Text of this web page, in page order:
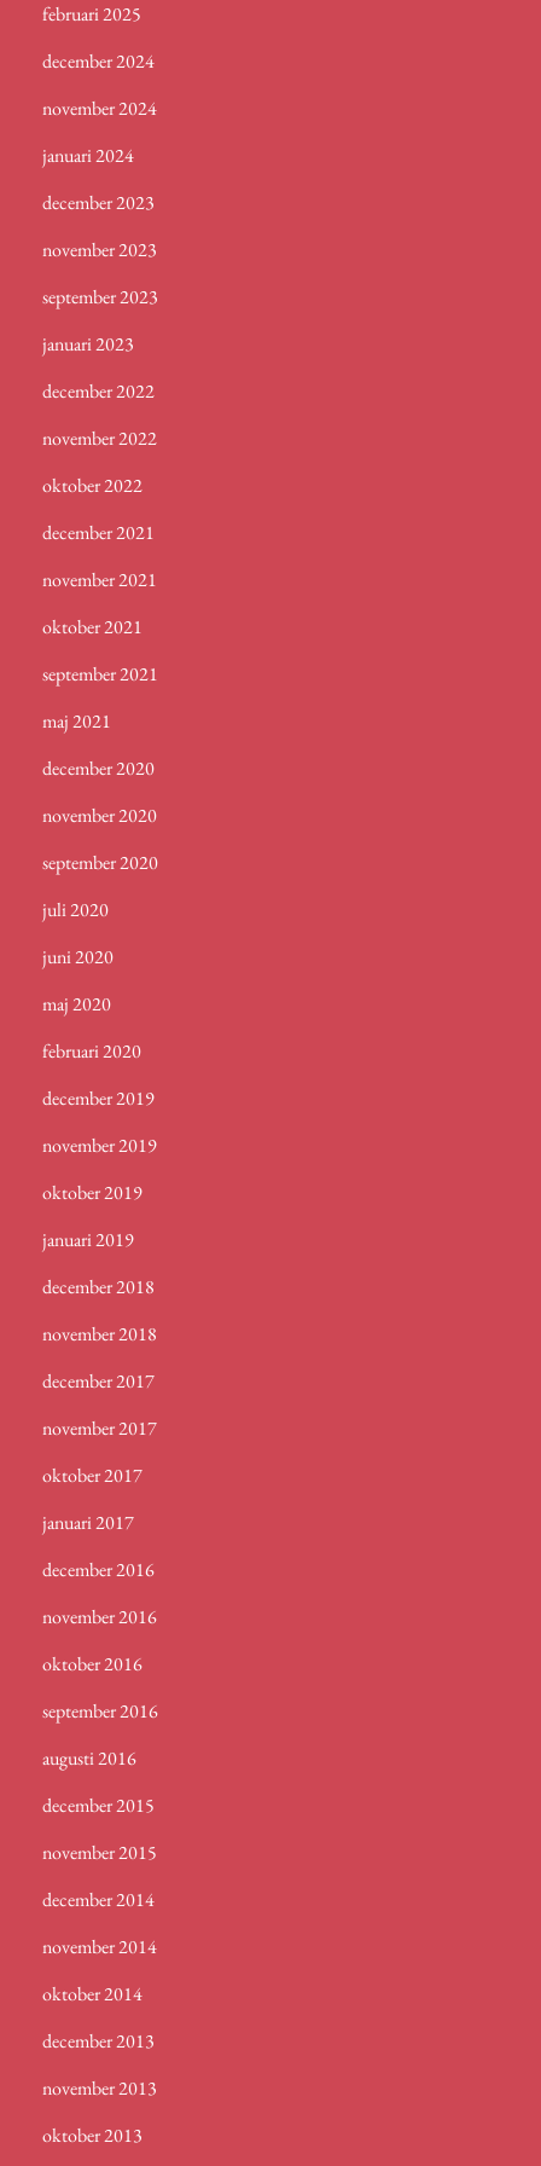
februari 2025
december 2024
november 2024
januari 2024
december 2023
november 2023
september 2023
januari 2023
december 2022
november 2022
oktober 2022
december 2021
november 2021
oktober 2021
september 2021
maj 2021
december 2020
november 2020
september 2020
juli 2020
juni 2020
maj 2020
februari 2020
december 2019
november 2019
oktober 2019
januari 2019
december 2018
november 2018
december 2017
november 2017
oktober 2017
januari 2017
december 2016
november 2016
oktober 2016
september 2016
augusti 2016
december 2015
november 2015
december 2014
november 2014
oktober 2014
december 2013
november 2013
oktober 2013